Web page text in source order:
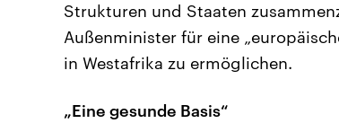
Strukturen und Staaten
Außenminister für eine
in Westafrika zu ermöglichen.
„Eine gesunde Basis“